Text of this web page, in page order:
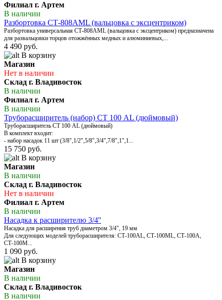
Филиал г. Артем
В наличии
Разбортовка СТ-808AML (вальцовка с эксцентриком)
Разбортовка универсальная СТ-808AML (вальцовка с эксцентриком) предназначена
для развальцовки торцов отожжённых медных и алюминиевых,...
4 490 руб.
В корзину
Магазин
Нет в наличии
Склад г. Владивосток
В наличии
Филиал г. Артем
В наличии
Труборасширитель (набор) СТ 100 АL (дюймовый)
Труборасширитель СТ 100 АL (дюймовый)
В комплект входит:
- набор насадок 11 шт (3/8",1/2",5/8",3/4",7/8",1",1...
15 750 руб.
В корзину
Магазин
В наличии
Склад г. Владивосток
Нет в наличии
Филиал г. Артем
В наличии
Насадка к расширителю 3/4''
Насадка для расширения труб диаметром 3/4", 19 мм
Для следующих моделей труборасширителя: СТ-100AL, СТ-100МL, СТ-100А,
СТ-100М...
1 090 руб.
В корзину
Магазин
В наличии
Склад г. Владивосток
В наличии